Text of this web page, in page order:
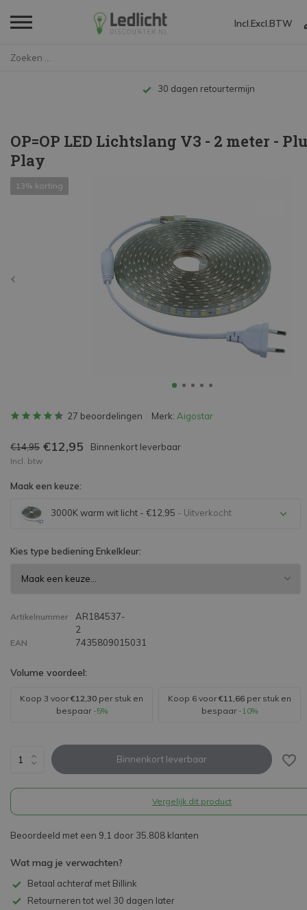
Incl. Excl. BTW
Tot 10 jaar garantie
OP=OP LED Lichtslang V3 - 2 meter -
Play
13% korting
27 beoordelingen Merk: Aigostar
€14,95 €12,95 Binnenkort leverbaar
Incl. btw
Maak een keuze:
3000K warm wit licht - €12,95 - Uitverkocht
Uitverkocht
Kies type bediening Enkelkleur:
Artikelnummer
AR184537-
2
EAN 7435809015031
Volume voordeel:
Koop 3 voor€12,30 per stuk en
bespaar -5%
Koop 6 voor€11,66 per stuk en
bespaar -10%
Binnenkort leverbaar
Vergelijk dit product
Beoordeeld met een 9,1 door 35.808 klanten
Wat mag je verwachten?
Betaal achteraf met Billink
Retourneren tot wel 30 dagen later